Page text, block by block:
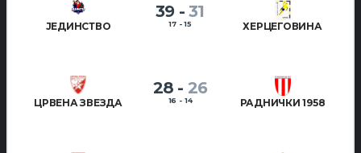
ЈЕДИНСТВО
39 - 31
17 - 15 ХЕРЦЕГОВИНА
ЦРВЕНА ЗВЕЗДА
28 - 26
16 - 14 РАДНИЧКИ 1958